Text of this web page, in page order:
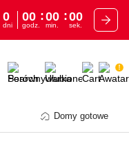
0
dni
00
godz.
00
min.
00
sek.
Domy gotowe